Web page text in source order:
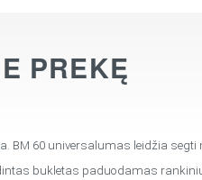
PREKĘ
60 universalumas leidžia segti
bukletas paduodamas